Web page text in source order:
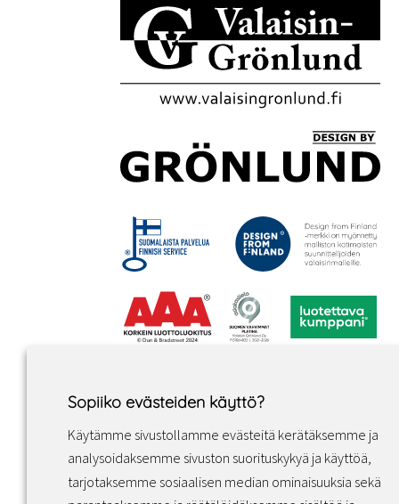
Sopiiko evästeiden käyttö?
Käytämme sivustollamme evästeitä kerätäksemme ja
analysoidaksemme sivuston suorituskykyä ja käyttöä,
tarjotaksemme sosiaalisen median ominaisuuksia sekä